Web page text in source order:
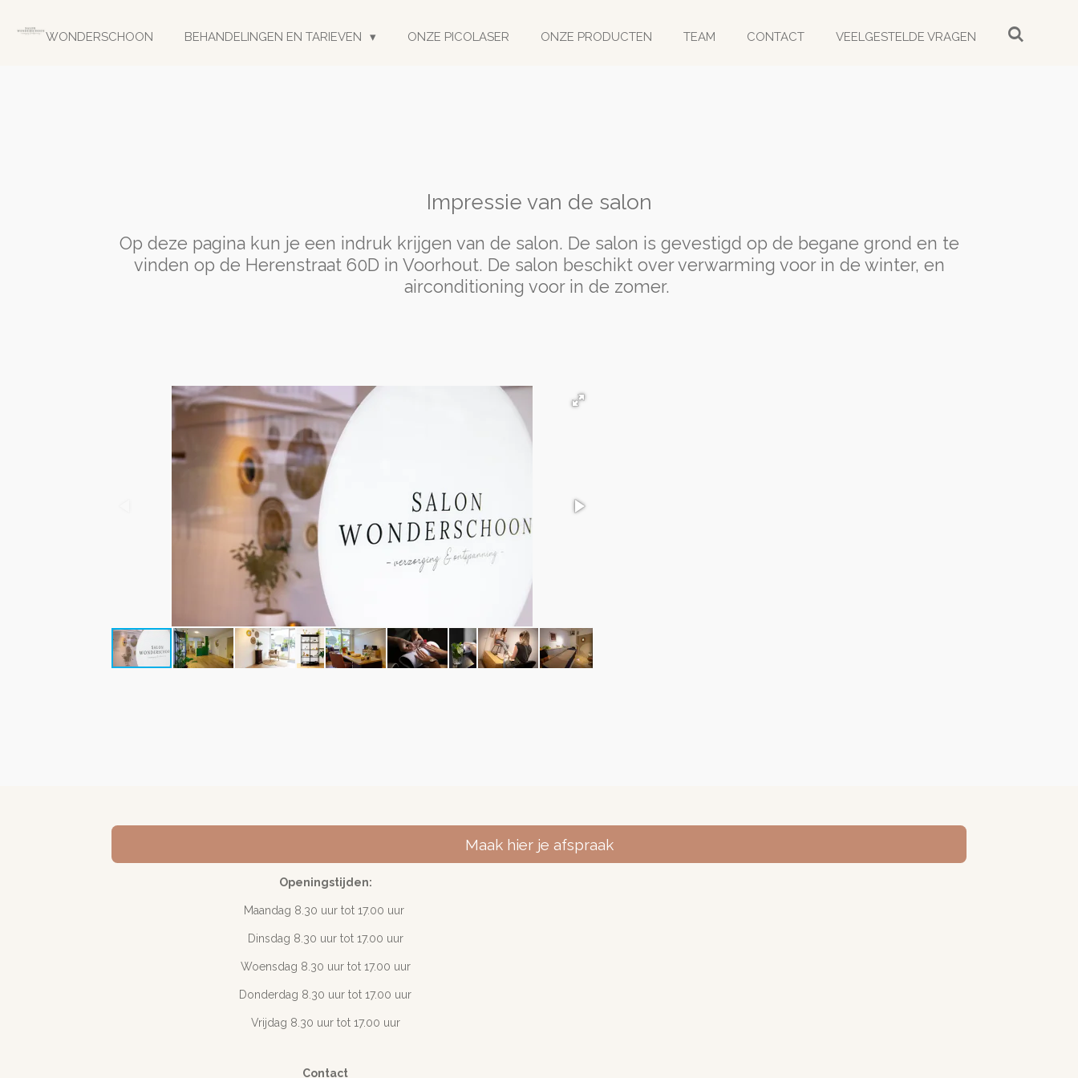
direct WONDERSCHOON BEHANDELINGEN EN TARIEVEN ONZE PICOLASER ONZE PRODUCTEN TEAM CONTACT VEELGESTELDE VRAGEN
Impressie van de salon
Op deze pagina kun je een indruk krijgen van de salon. De salon is gevestigd op de begane grond en te
vinden op de Herenstraat 60D in Voorhout. De salon beschikt over verwarming voor in de winter, en
airconditioning voor in de zomer.
Maak hier je afspraak
Openingstijden:
Maandag 8.30 uur tot 17.00 uur
Dinsdag 8.30 uur tot 17.00 uur
Woensdag 8.30 uur tot 17.00 uur
Donderdag 8.30 uur tot 17.00 uur
Vrijdag 8.30 uur tot 17.00 uur
Contact